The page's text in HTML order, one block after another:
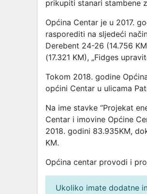
prikupiti stanari stambene
Općina Centar je u 2017.
rasporediti na sljedeći
Derebent 24-26 (14.756
(17.321 KM), „Fidges
Tokom 2018. godine
općini Centar u ulicama
Na ime stavke “Projekat
Centar i imovine Općine
2018. godini 83.935KM,
KM.
Općina centar provodi i
Ukoliko imate dodatne